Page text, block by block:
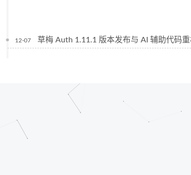
12-07 草梅 Auth 1.11.1 版本发布与 AI 辅助代码